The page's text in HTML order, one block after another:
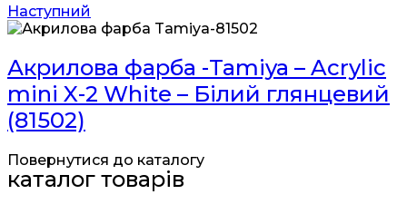
Наступний
Акрилова фарба -Tamiya – Acrylic
mini X-2 White – Білий глянцевий
(81502)
Повернутися до каталогу
каталог товарів